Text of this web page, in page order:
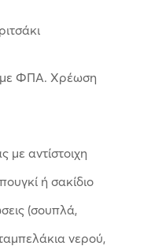
με ΦΠΑ. Χρέωση
με αντίστοιχη
ή σακίδιο
(σουπλά,
νερού,